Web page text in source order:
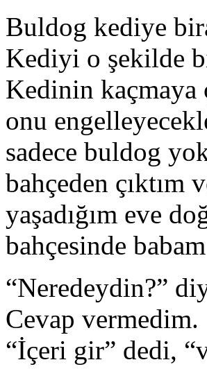
Buldog kediye
Kediyi o şekilde
Kedinin kaçmaya
onu
sadece buldog
bahçeden çıktım
yaşadığım eve
bahçesinde
“Neredeydin?”
Cevap vermedim.
“İçeri gir” dedi,